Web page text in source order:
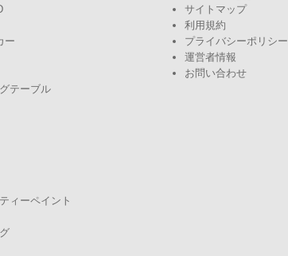
ー
テーブル
ィーペイント
サイトマップ
利用規約
プライバシーポリシー
運営者情報
お問い合わせ